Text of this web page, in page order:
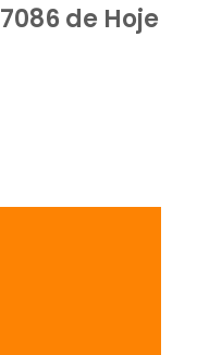
de Hoje